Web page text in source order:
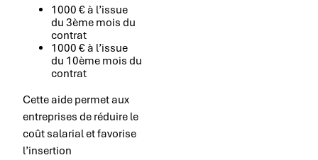
1000 € à l’issue
du 3ème mois du
contrat
1000 € à l’issue
du 10ème mois du
contrat
Cette aide permet aux
entreprises de réduire le
coût salarial et favorise
l’insertion